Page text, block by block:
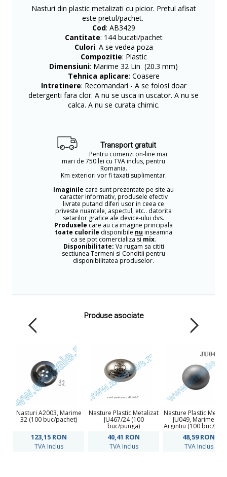
Nasturi din plastic metalizati cu picior. Pretul afisat
este pretul/pachet.
Cod: AB3429
Cantitate: 144 bucati/pachet
Culori: A se vedea poza
Compozitie: Plastic
Dimensiuni: Marime 32 Lin (20.3 mm)
Tehnica aplicare: Coasere
Intretinere: Recomandari - A se folosi doar
detergenti fara clor. A nu se usca in uscator. A nu se
calca. A nu se curata chimic.
Transport gratuit
Pentru comenzi on-line mai
mari de 750 lei cu TVA inclus, pentru
Romania.
Km exteriori vor fi taxati suplimentar.
Imaginile care sunt prezentate pe site au
caracter informativ, produsele efectiv
livrate putand diferi usor in ceea ce
priveste nuantele, aspectul, etc.. datorita
setarilor grafice ale device-ului dvs.
Produsele care au ca imagine principala
toate culorile disponibile nu inseamna
ca se pot comercializa si mix.
Disponibilitate: Va rugam sa cititi
sectiunea Termeni si Conditii pentru
disponibilitatea produselor.
Produse asociate
Nasturi A2003, Marime
32 (100 buc/pachet)
123,15 RON
TVA Inclus
Nasture Plastic Metalizat
JU467/24 (100
buc/punga)
40,41 RON
TVA Inclus
Nasture Plastic
JU049, Marime 24,
Argintiu (100 buc/
48,59RON
TVA Inclus